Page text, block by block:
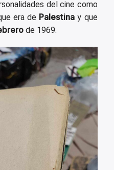
del cine como
era de Palestina y que
de 1969.